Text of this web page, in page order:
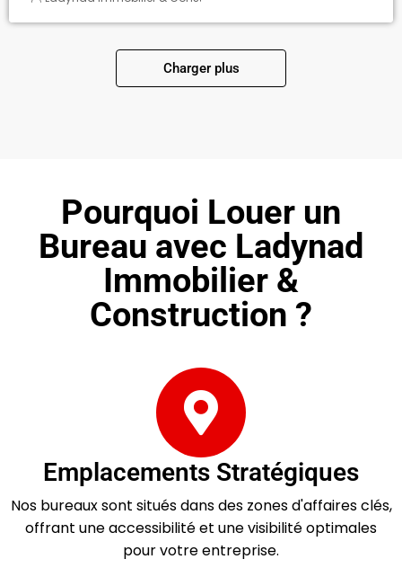
Charger plus
Pourquoi Louer un
Bureau avec Ladynad
Immobilier &
Construction ?
Emplacements Stratégiques
Nos bureaux sont situés dans des zones d'affaires clés,
offrant une accessibilité et une visibilité optimales
pour votre entreprise.